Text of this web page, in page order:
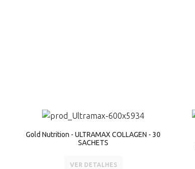
Gold Nutrition - ULTRAMAX COLLAGEN - 30
SACHETS
VER DETALHES